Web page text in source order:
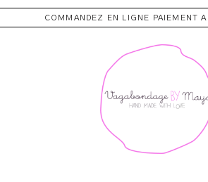
COMMANDEZ EN LIGNE PAIEMENT